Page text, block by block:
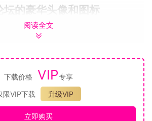
的豪华头像和图标
短信提示音
您可以用来装饰电脑桌面
阅读全文
下载价格 VIP专享
限VIP下载
升级VIP
立即购买